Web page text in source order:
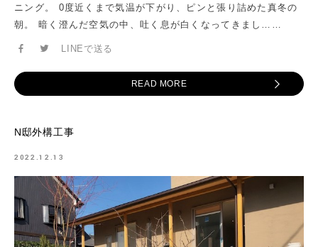
ニング。 0度近くまで気温が下がり、ピンと張り詰めた真冬の
朝。 暗く澄んだ空気の中、吐く息が白くなってきまし……
LINEで送る
READ MORE
N邸外構工事
2022.12.13